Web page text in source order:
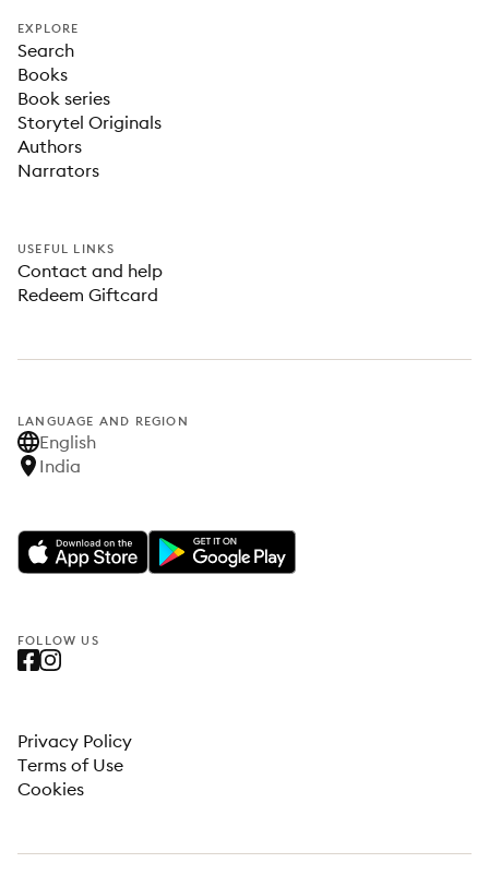
EXPLORE
Search
Books
Book series
Storytel Originals
Authors
Narrators
USEFUL LINKS
Contact and help
Redeem Giftcard
LANGUAGE AND REGION
English
India
FOLLOW US
Privacy Policy
Terms of Use
Cookies